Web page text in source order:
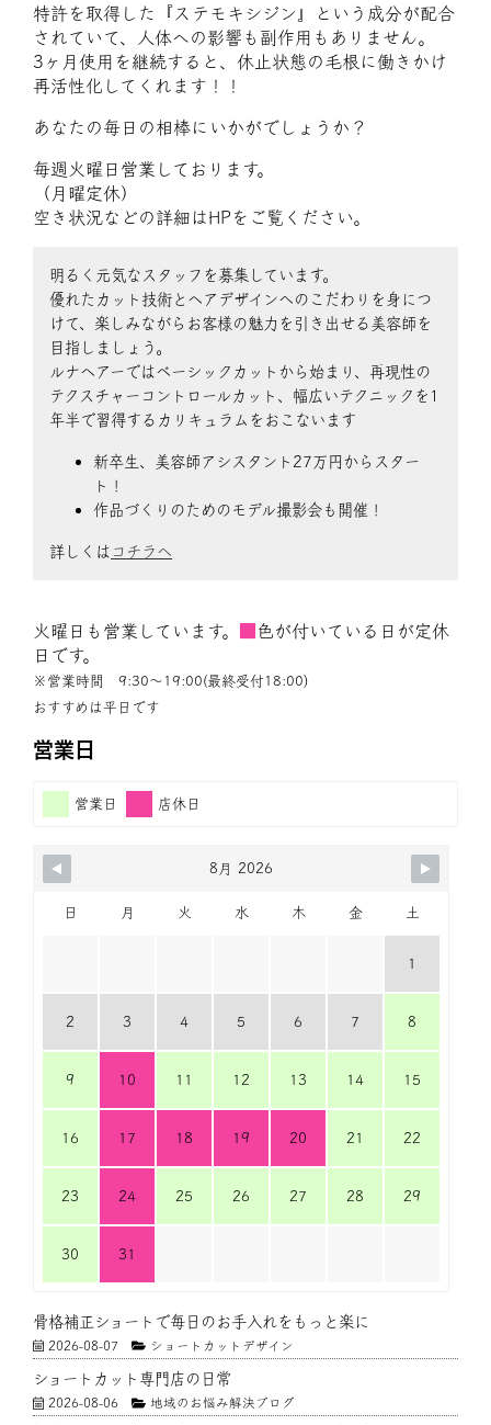
特許を取得した『ステモキシジン』という成分が配合
されていて、人体への影響も副作用もありません。
3ヶ月使用を継続すると、休止状態の毛根に働きかけ
再活性化してくれます！！
あなたの毎日の相棒にいかがでしょうか？
毎週火曜日営業しております。
（月曜定休）
空き状況などの詳細はHPをご覧ください。
明るく元気なスタッフを募集しています。
優れたカット技術とヘアデザインへのこだわりを身につ
けて、楽しみながらお客様の魅力を引き出せる美容師を
目指しましょう。
ルナヘアーではベーシックカットから始まり、再現性の
テクスチャーコントロールカット、幅広いテクニックを1
年半で習得するカリキュラムをおこないます
新卒生、美容師アシスタント27万円からスター
ト！
作品づくりのためのモデル撮影会も開催！
詳しくは コチラへ
火曜日も営業しています。
色が付いている日が定休
日です。
※営業時間 9:30〜19:00(最終受付18:00)
おすすめは平日です
営業日
営業日 店休日
8月 2026
日 月 火 水 木 金 土
1
2 3 4 5 6 7 8
9 10 11 12 13 14 15
16 17 18 19 20 21 22
23 24 25 26 27 28 29
30 31
骨格補正ショートで毎日のお手入れをもっと楽に
2026-08-07 ショートカットデザイン
ショートカット専門店の日常
2026-08-06 地域のお悩み解決ブログ